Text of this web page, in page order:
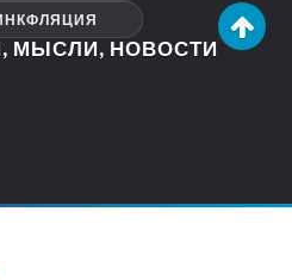
МЫСЛИ, НОВОСТИ